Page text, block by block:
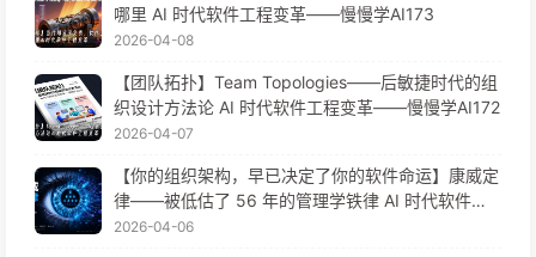
哪里 AI 时代软件工程变革——慢慢学AI173
2026-04-08
【团队拓扑】Team Topologies——后敏捷时代的组
织设计方法论 AI 时代软件工程变革——慢慢学AI172
2026-04-07
【你的组织架构，早已决定了你的软件命运】康威定
律——被低估了 56 年的管理学铁律 AI 时代软件工
程变革——慢慢学AI171
2026-04-06